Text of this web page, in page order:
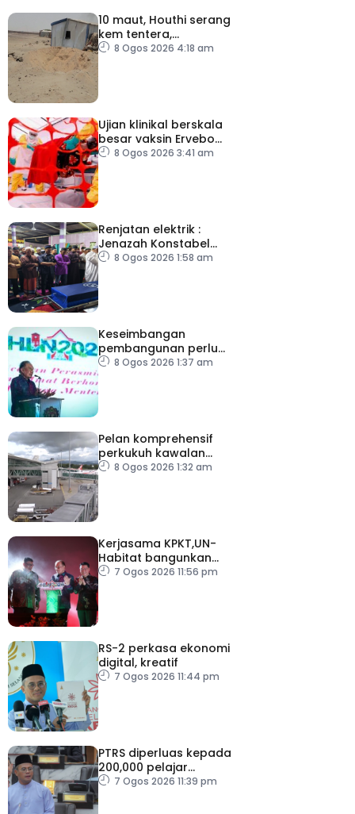
10 maut, Houthi serang
kem tentera,
penempatan pelarian
8 Ogos 2026 4:18 am
Ujian klinikal berskala
besar vaksin Ervebo
tangani wabak Ebola
8 Ogos 2026 3:41 am
Renjatan elektrik :
Jenazah Konstabel
Muhammad Raimi
8 Ogos 2026 1:58 am
Keseimbangan
pembangunan perlu
ambil kira lokasi tumpuan
8 Ogos 2026 1:37 am
Pelan komprehensif
perkukuh kawalan
keselamatan di semua
8 Ogos 2026 1:32 am
Kerjasama KPKT,UN-
Habitat bangunkan
inisiatif My Public Space
7 Ogos 2026 11:56 pm
RS-2 perkasa ekonomi
digital, kreatif
7 Ogos 2026 11:44 pm
PTRS diperluas kepada
200,000 pelajar
menjelang 2030
7 Ogos 2026 11:39 pm